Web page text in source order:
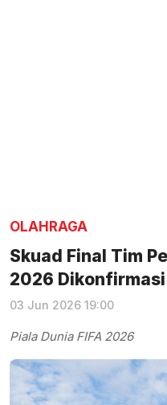
OLAHRAGA
Skuad Final Tim
2026 Dikonfirmasi
03 Jun 2026 19:00
Piala Dunia FIFA 2026